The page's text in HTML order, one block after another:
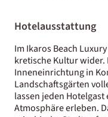
Hotelausstattung
Im Ikaros Beach
kretische Kultur wider.
Inneneinrichtung in
Landschaftsgärten
lassen jeden
Atmosphäre erleben.